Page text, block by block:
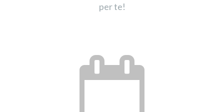
per te!